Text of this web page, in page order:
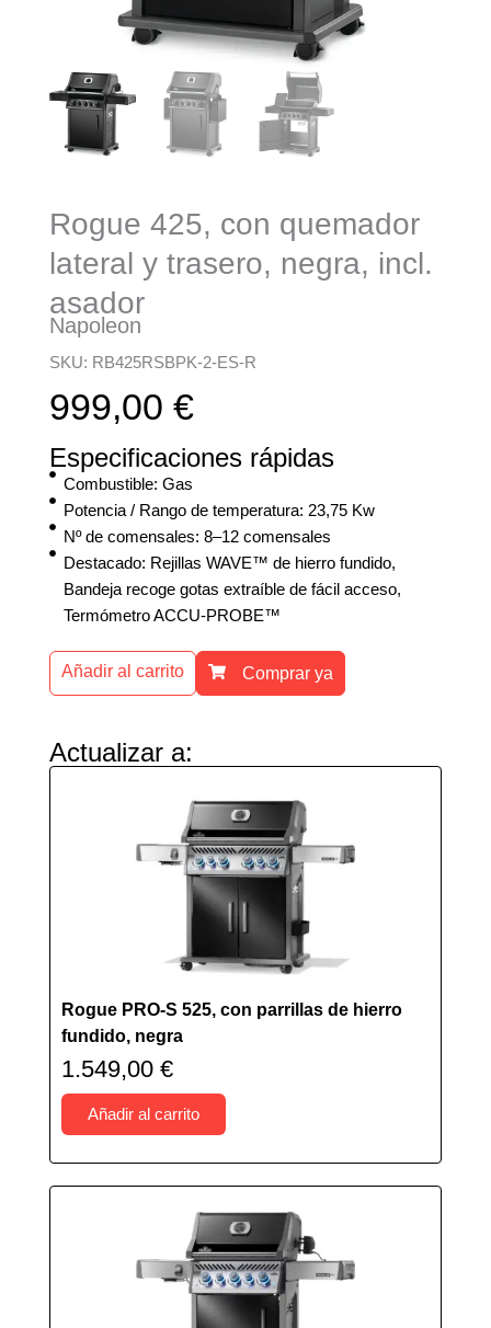
Rogue 425, con quemador
lateral y trasero, negra, incl.
asador
Napoleon
SKU: RB425RSBPK-2-ES-R
999,00 €
Especificaciones rápidas
Combustible: Gas
Potencia / Rango de temperatura: 23,75 Kw
Nº de comensales: 8–12 comensales
Destacado: Rejillas WAVE™ de hierro fundido,
Bandeja recoge gotas extraíble de fácil acceso,
Termómetro ACCU-PROBE™
Añadir al carrito Comprar ya
Actualizar a:
Rogue PRO-S 525, con parrillas de hierro
fundido, negra
1.549,00 €
Añadir al carrito